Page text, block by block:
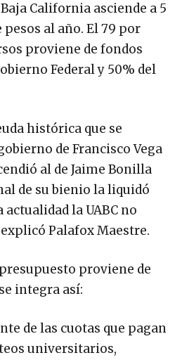
California asciende a 5
al año. El 79 por
proviene de fondos
Federal y 50% del
histórica que se
de Francisco Vega
al de Jaime Bonilla
de su bienio la liquidó
la UABC no
Palafox Maestre.
proviene de
integra así:
de las cuotas que pagan
universitarios,